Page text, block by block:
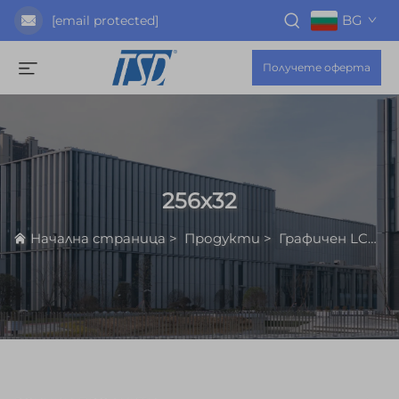
[email protected] BG
Получете оферта
256x32
Начална страница > Продукти > Графичен LCD Дисплей